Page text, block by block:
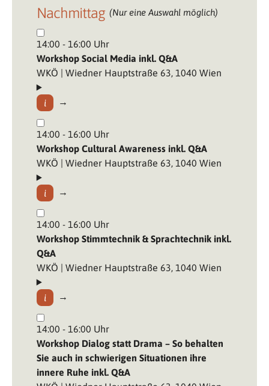
Nachmittag (Nur eine Auswahl möglich)
14:00 - 16:00 Uhr
Workshop Social Media inkl. Q&A
WKÖ | Wiedner Hauptstraße 63, 1040 Wien
14:00 - 16:00 Uhr
Workshop Cultural Awareness inkl. Q&A
WKÖ | Wiedner Hauptstraße 63, 1040 Wien
14:00 - 16:00 Uhr
Workshop Stimmtechnik & Sprachtechnik inkl.
Q&A
WKÖ | Wiedner Hauptstraße 63, 1040 Wien
14:00 - 16:00 Uhr
Workshop Dialog statt Drama – So behalten
Sie auch in schwierigen Situationen ihre
innere Ruhe inkl. Q&A